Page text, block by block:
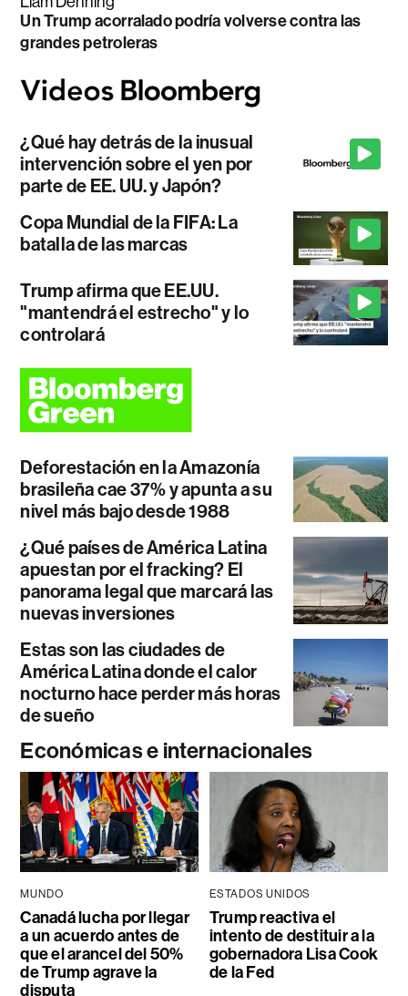
Un Trump acorralado podría volverse contra las
grandes petroleras
¿Qué hay detrás de la inusual
intervención sobre el yen por
parte de EE. UU. y Japón?
Copa Mundial de la FIFA: La
batalla de las marcas
Trump afirma que EE.UU.
"mantendrá el estrecho" y lo
controlará
Deforestación en la Amazonía
brasileña cae 37% y apunta a su
nivel más bajo desde 1988
¿Qué países de América Latina
apuestan por el fracking? El
panorama legal que marcará las
nuevas inversiones
Estas son las ciudades de
América Latina donde el calor
nocturno hace perder más horas
de sueño
Económicas e internacionales
MUNDO
Canadá lucha por llegar
a un acuerdo antes de
que el arancel del 50%
de Trump agrave la
disputa
ESTADOS UNIDOS
Trump reactiva el
intento de destituir a la
gobernadora Lisa Cook
de la Fed